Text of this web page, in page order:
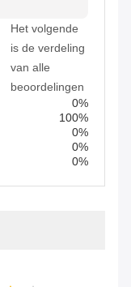
Het volgende
is de verdeling
van alle
beoordelingen
0%
100%
0%
0%
0%